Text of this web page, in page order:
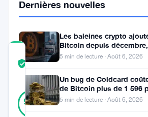
l'EEE
COMMUNITY
TRUST
90%
Vérifié
10
votes
Dernières nouvelles
Les baleines crypto
Bitcoin depuis
du marché baissier
5 min de lecture · Août 6, 2026
Un bug de Coldcard
de Bitcoin plus de 1 596
millions de dollars
5 min de lecture · Août 6, 2026